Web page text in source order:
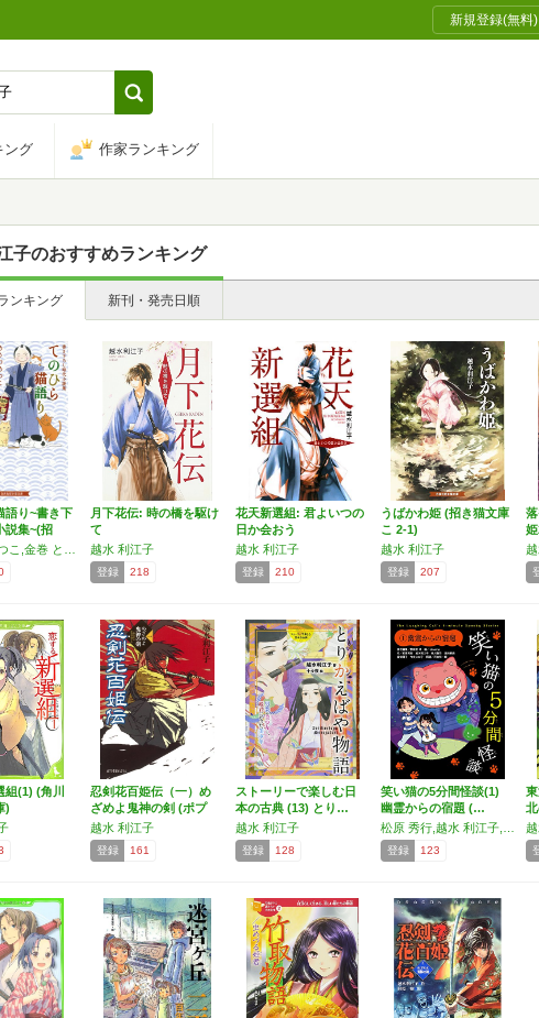
新規登録(無料)
ング 作家ランキング
子のおすすめランキング
ンキング 新刊・発売日順
語り~書き下
説集~(招
月下花伝: 時の橋を駆け
て
越水 利江子
登録 218
花天新選組: 君よいつの
日か会おう
越水 利江子
登録 210
うばかわ姫 (招き猫文庫
こ 2-1)
越水 利江子
登録 207
組(1) (角川
)
忍剣花百姫伝（一）め
ざめよ鬼神の剣 (ポプ
ラ…
越水 利江子
登録 161
ストーリーで楽しむ日
本の古典 (13) とり…
越水 利江子
登録 128
笑い猫の5分間怪談(1)
幽霊からの宿題 (…
登録 123